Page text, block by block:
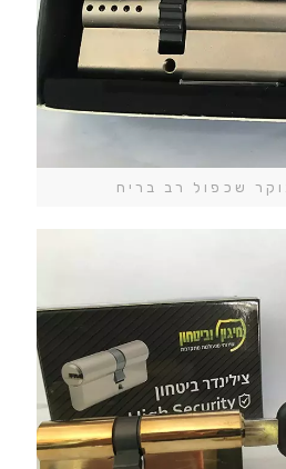
שכפול רב בריח